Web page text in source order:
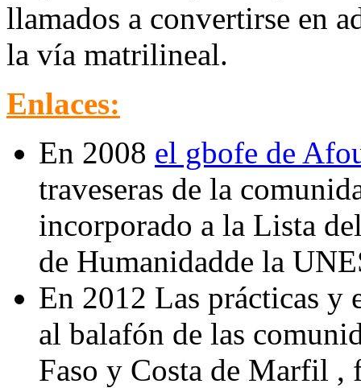
llamados a convertirse en
la vía matrilineal.
Enlaces:
En 2008 el gbofe de
traveseras de la
incorporado a la Lista
de Humanidadde la
En 2012 Las prácticas y
al balafón de las
Faso y Costa de Marfil ,